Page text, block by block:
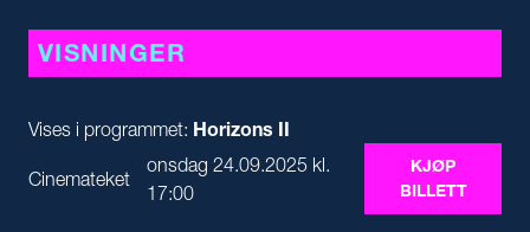
VISNINGER
Vises i programmet: Horizons II
Cinemateket
onsdag 24.09.2025 kl.
17:00
KJØP
BILLETT